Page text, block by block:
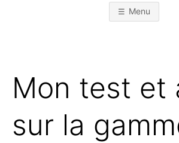
Menu
Mon test et
sur la